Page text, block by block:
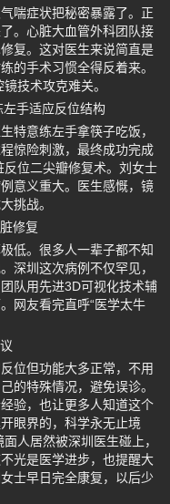
喘症状把秘密暴露了。正
。心脏大血管外科团队接
复。这对医生来说简直是
的手术习惯全得反着来。
技术攻克难关。
手适应反位结构
特意练左手拿筷子吃饭，
惊险刺激，最终成功完成
位二尖瓣修复术。刘女士
意义重大。医生感慨，镜
挑战。
修复
低。很多人一辈子都不知
深圳这次病例不仅罕见，
队用先进3D可视化技术辅
网友看完直呼“医学太牛
位但功能大多正常，不用
的特殊情况，避免误诊。
验，也让更多人知道这个
眼界的，科学永无止境
人居然被深圳医生碰上，
光是医学进步，也提醒大
士早日完全康复，以后少